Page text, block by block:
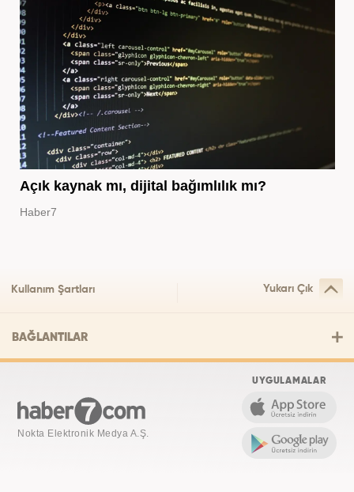
Açık kaynak mı, dijital bağımlılık mı?
Haber7
Kullanım Şartları Yukarı Çık
BAĞLANTILAR
Nokta Elektronik Medya A.Ş.
UYGULAMALAR